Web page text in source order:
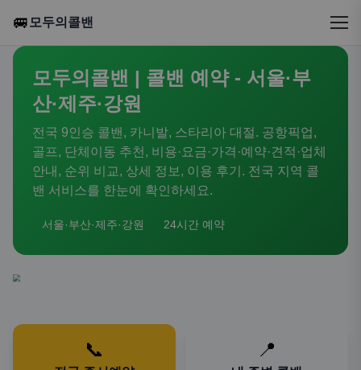
🚐 모두의콜밴
모두의콜밴 | 콜밴 예약 - 서울·부
산·제주·강원
전국 9인승 콜밴, 카니발, 스타리아 대절. 공항픽업,
골프, 단체이동 추천, 비용·요금·가격·예약·견적·업체
안내, 순위 비교, 상세 정보, 이용 후기. 전국 지역 콜
밴 서비스를 한눈에 확인하세요.
서울·부산·제주·강원 24시간 예약
📞 📍